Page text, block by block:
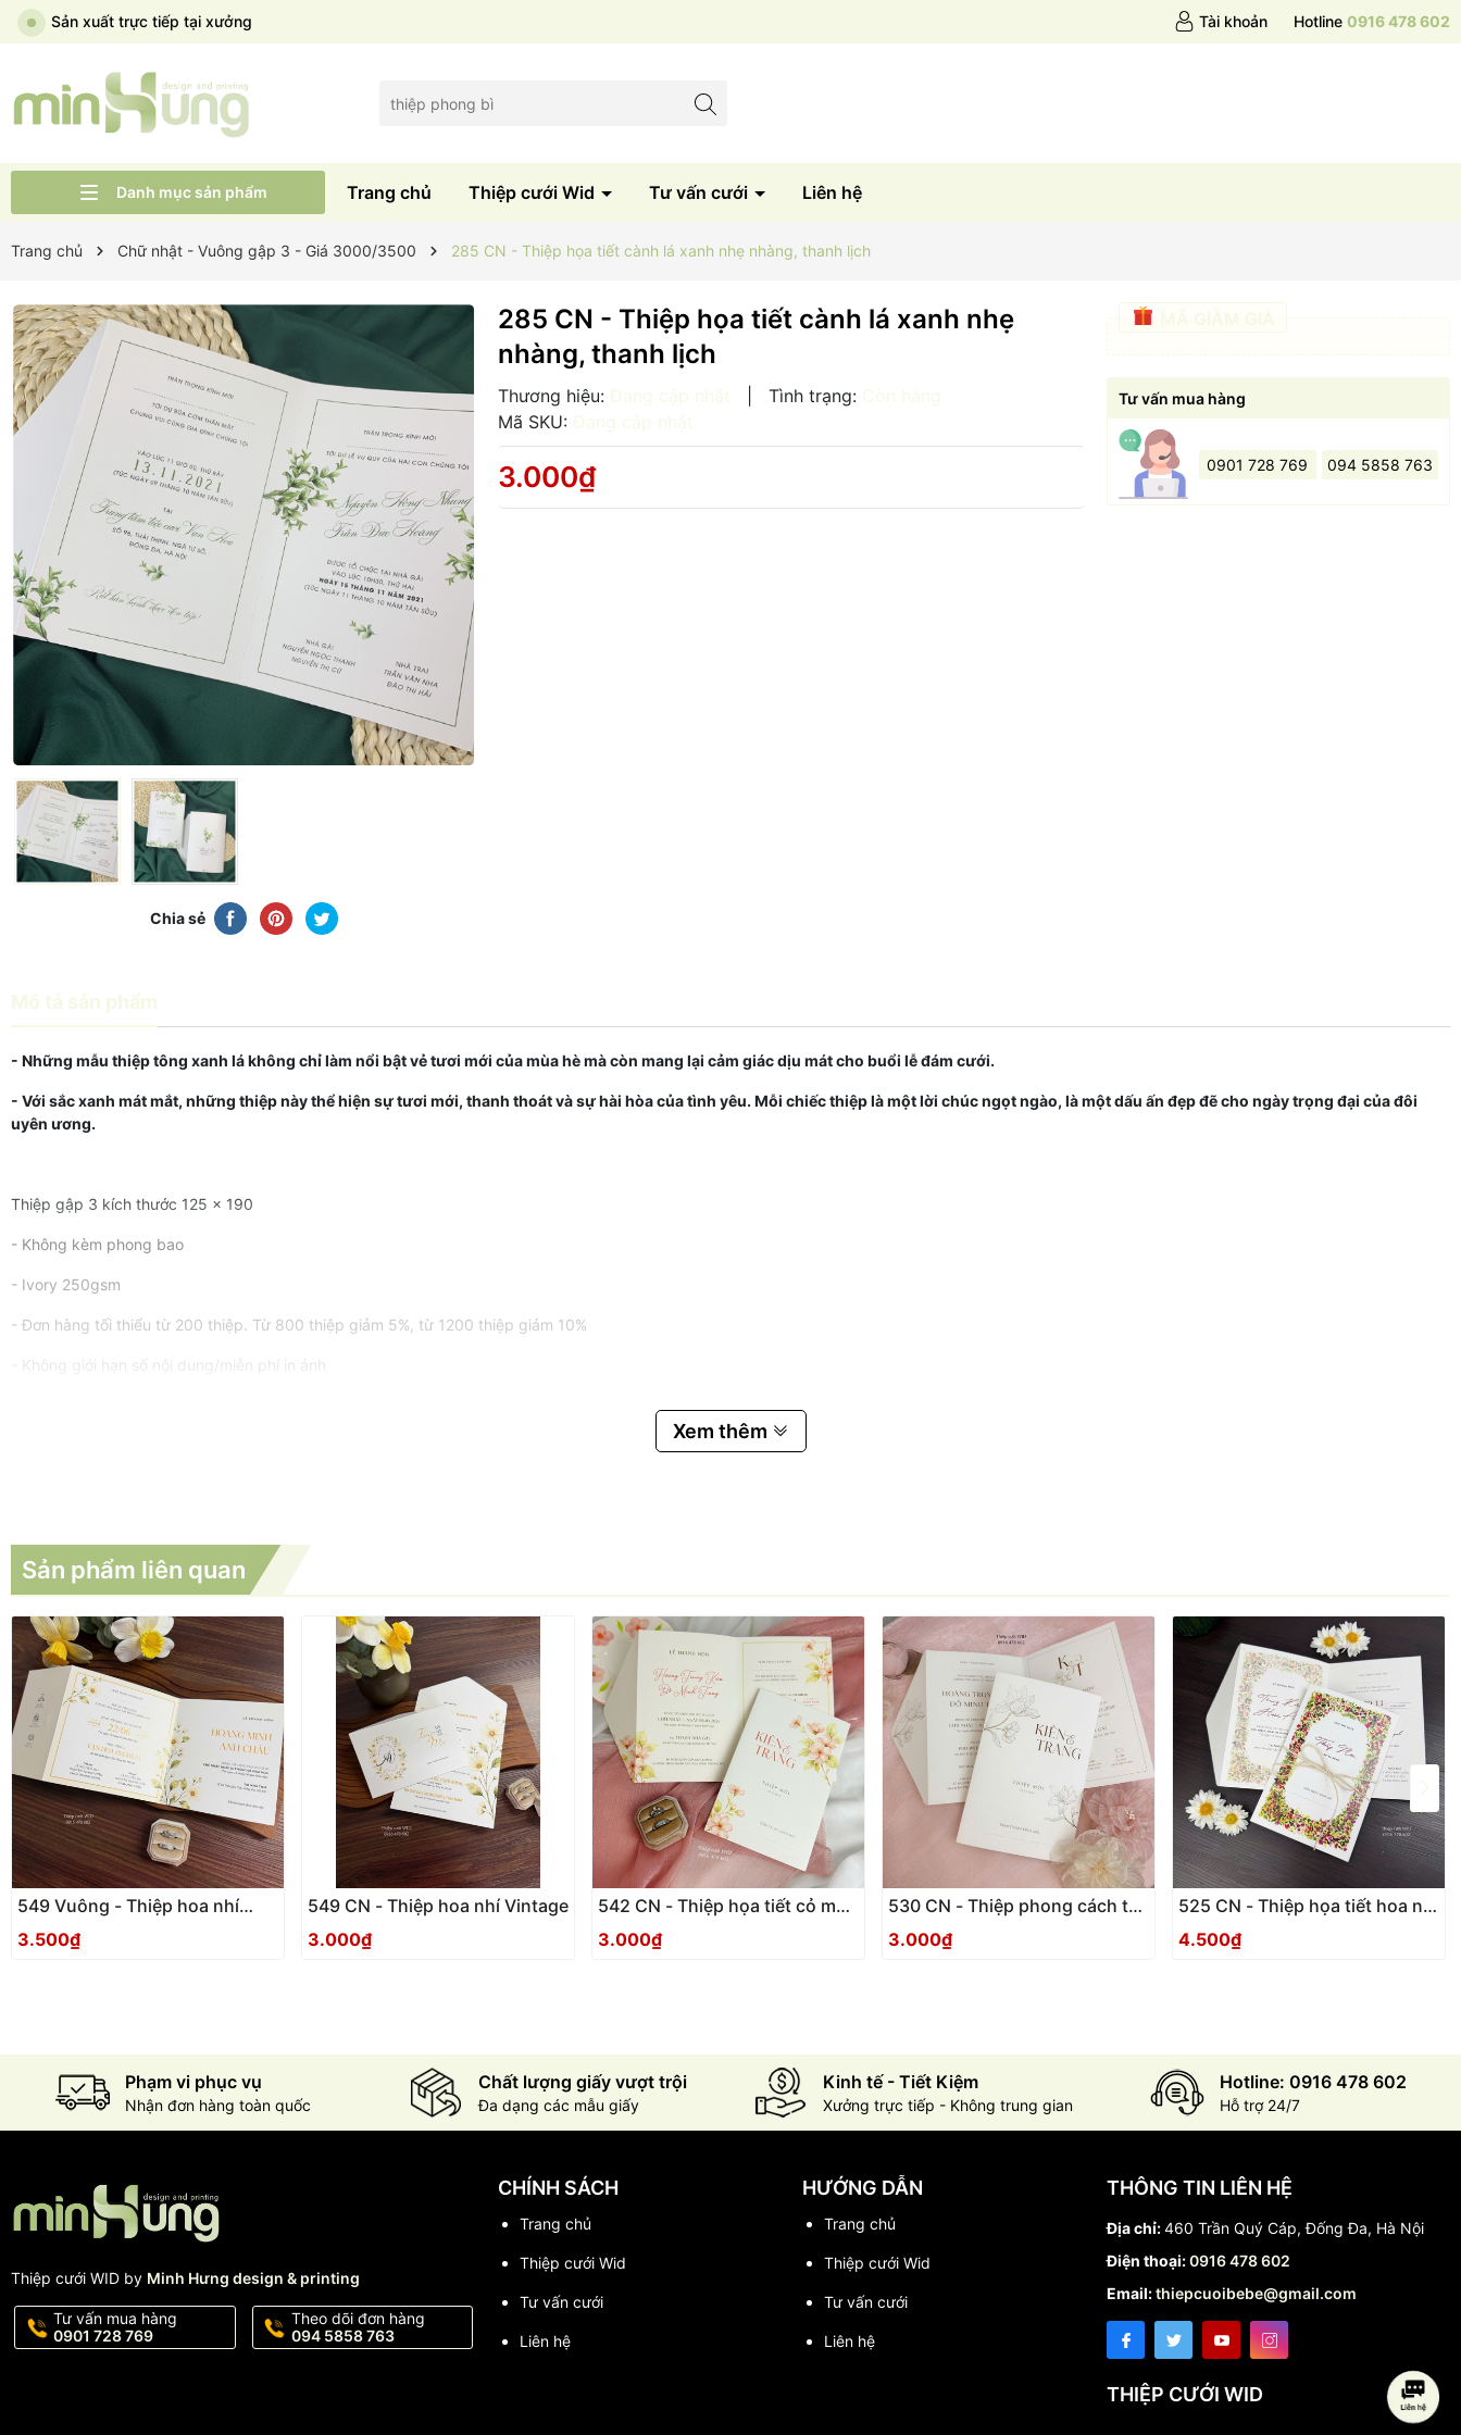
Sản xuất trực tiếp tại xưởng Tài khoản Hotline 0916 478 602
Danh mục sản phẩm Trang chủ Thiệp cưới Wid Tư vấn cưới Liên hệ
Trang chủ Chữ nhật - Vuông gập 3 - Giá 3000/3500 285 CN - Thiệp họa tiết cành lá xanh nhẹ nhàng, thanh lịch
Chia sẻ
285 CN - Thiệp họa tiết cành lá xanh nhẹ
nhàng, thanh lịch
Thương hiệu: Đang cập nhật Tình trạng: Còn hàng
Mã SKU: Đang cập nhật
3.000₫
Tư vấn mua hàng
0901 728 769 094 5858 763
Mô tả sản phẩm
- Những mẫu thiệp tông xanh lá không chỉ làm nổi bật vẻ tươi mới của mùa hè mà còn mang lại cảm giác dịu mát cho buổi lễ đám cưới.
- Với sắc xanh mát mắt, những thiệp này thể hiện sự tươi mới, thanh thoát và sự hài hòa của tình yêu. Mỗi chiếc thiệp là một lời chúc ngọt ngào, là một dấu ấn đẹp đẽ cho ngày trọng đại của đôi
uyên ương.
Thiệp gập 3 kích thước 125 x 190
- Không kèm phong bao
- Ivory 250gsm
- Đơn hàng tối thiểu từ 200 thiệp. Từ 800 thiệp giảm 5%, từ 1200 thiệp giảm 10%
- Không giới hạn số nội dung/miễn phí in ảnh
Xem thêm
Sản phẩm liên quan
549 Vuông - Thiệp hoa nhí
Vintage
3.500₫
549 CN - Thiệp hoa nhí Vintage
3.000₫
542 CN - Thiệp họa tiết cỏ mùa
xuân nhẹ nhàng
3.000₫
530 CN - Thiệp phong cách tối
giản, trang nhã hiện đại
3.000₫
525 CN - Thiệp họa tiết hoa nhí
Vintage
4.500₫
Phạm vi phục vụ
Nhận đơn hàng toàn quốc
Chất lượng giấy vượt trội
Đa dạng các mẫu giấy
Kinh tế - Tiết Kiệm
Xưởng trực tiếp - Không trung gian
Hotline: 0916 478 602
Hỗ trợ 24/7
Thiệp cưới WID by Minh Hưng design & printing
Tư vấn mua hàng
0901 728 769
Theo dõi đơn hàng
094 5858 763
CHÍNH SÁCH
Trang chủ
Thiệp cưới Wid
Tư vấn cưới
Liên hệ
HƯỚNG DẪN
Trang chủ
Thiệp cưới Wid
Tư vấn cưới
Liên hệ
THÔNG TIN LIÊN HỆ
Địa chỉ:460 Trần Quý Cáp, Đống Đa, Hà Nội
Điện thoại:0916 478 602
Email:thiepcuoibebe@gmail.com
THIỆP CƯỚI WID